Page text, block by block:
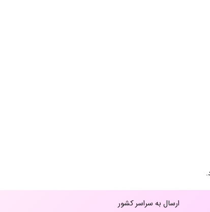
ارسال به سراسر کشور